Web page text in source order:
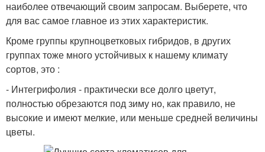
наиболее отвечающий своим запросам. Выберете, что
для вас самое главное из этих характеристик.
Кроме группы крупноцветковых гибридов, в других
группах тоже много устойчивых к нашему климату
сортов, это :
- Интегрифолия - практически все долго цветут,
полностью обрезаются под зиму но, как правило, не
высокие и имеют мелкие, или меньше средней величины
цветы.